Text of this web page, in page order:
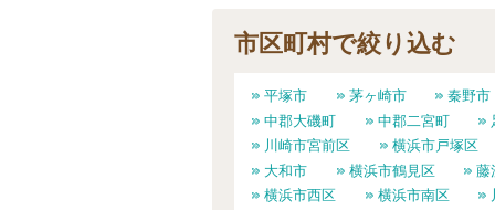
市区町村で絞り込む
平塚市 茅ヶ崎市
秦野市
中郡大磯町
中郡二宮町
川崎市宮前区
横浜市戸塚区
大和市
横浜市鶴見区
藤
横浜市西区
横浜市南区